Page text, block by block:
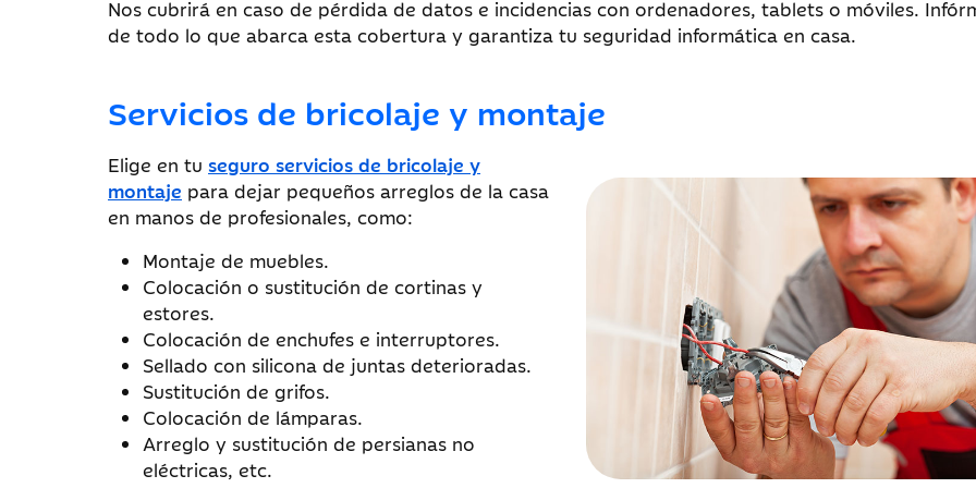
Nos cubrirá en caso de pérdida de datos e incidencias con ordenadores, tablets o móviles.
de todo lo que abarca esta cobertura y garantiza tu seguridad informática en casa.
Servicios de bricolaje y montaje
Elige en tu seguro servicios de bricolaje y
montaje para dejar pequeños arreglos de la casa
en manos de profesionales, como:
Montaje de muebles.
Colocación o sustitución de cortinas y
estores.
Colocación de enchufes e interruptores.
Sellado con silicona de juntas deterioradas.
Sustitución de grifos.
Colocación de lámparas.
Arreglo y sustitución de persianas no
eléctricas, etc.